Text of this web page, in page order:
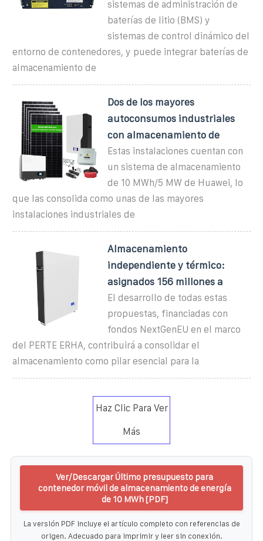
sistemas de administración de
baterías de litio (BMS) y
sistemas de control dinámico del
entorno de contenedores, y puede integrar baterías de
almacenamiento de
Dos de los mayores
autoconsumos industriales
con almacenamiento de
Estas instalaciones cuentan con
un sistema de almacenamiento
de 10 MWh/5 MW de Huawei, lo
que las consolida como unas de las mayores
instalaciones industriales de
Almacenamiento
independiente y térmico:
asignados 156 millones a
El desarrollo de todas estas
propuestas, financiadas con
fondos NextGenEU en el marco
del PERTE ERHA, contribuirá a consolidar el
almacenamiento como pilar esencial para la
Haz Clic Para Ver
Más
Ver/Descargar Último presupuesto para
contenedor móvil de almacenamiento de energía
de 10 MWh [PDF]
La versión PDF incluye el artículo completo con referencias de
origen. Adecuado para imprimir y leer sin conexión.